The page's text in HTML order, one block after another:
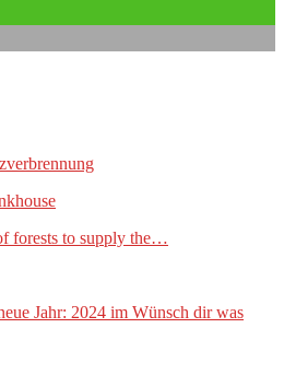
forests to supply the…
Jahr: 2024 im Wünsch dir was